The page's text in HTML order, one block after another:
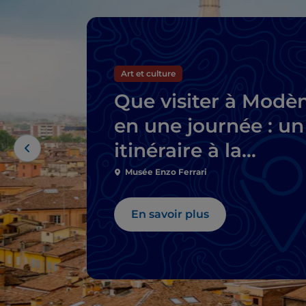
Art et culture
Que visiter à
en une journée : un
itinéraire à la
découverte de la
Musée Enzo Ferrari
En savoir plus